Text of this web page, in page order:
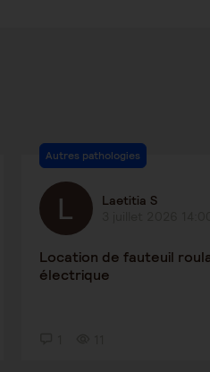
Autres pathologies
Laetitia S
Location de fauteuil
électrique